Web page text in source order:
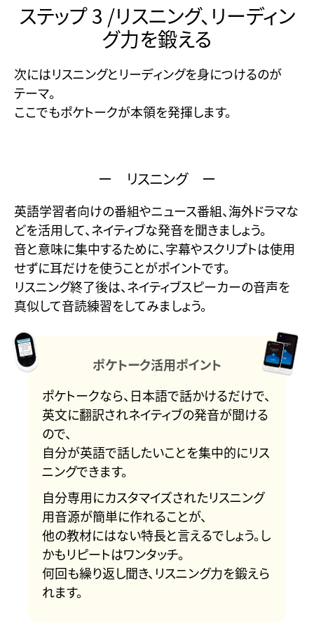
ステップ 3 /リスニング、リーディン
グ力を鍛える
次にはリスニングとリーディングを身につけるのが
テーマ。
ここでもポケトークが本領を発揮します。
ー リスニング ー
英語学習者向けの番組やニュース番組、海外ドラマな
どを活用して、ネイティブな発音を聞きましょう。
音と意味に集中するために、字幕やスクリプトは使用
せずに耳だけを使うことがポイントです。
リスニング終了後は、ネイティブスピーカーの音声を
真似して音読練習をしてみましょう。
ポケトーク活用ポイント
ポケトークなら、日本語で話かけるだけで、
英文に翻訳されネイティブの発音が聞ける
ので、
自分が英語で話したいことを集中的にリス
ニングできます。
自分専用にカスタマイズされたリスニング
用音源が簡単に作れることが、
他の教材にはない特長と言えるでしょう。し
かもリピートはワンタッチ。
何回も繰り返し聞き、リスニング力を鍛えら
れます。